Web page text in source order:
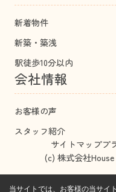
新着物件
新築・築浅
駅徒歩10分以内
会社情報
お客様の声
スタッフ紹介
サイトマッププ
(c) 株式会社
当サイトでは、お客様の当サイ